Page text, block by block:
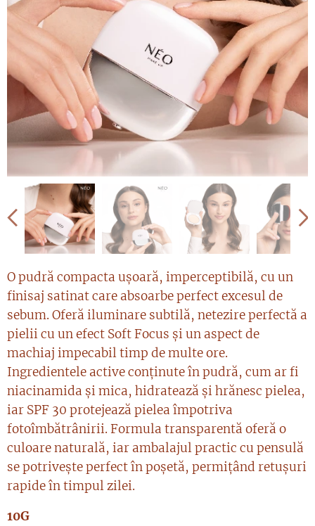
O pudră compacta ușoară, imperceptibilă, cu un
finisaj satinat care absoarbe perfect excesul de
sebum. Oferă iluminare subtilă, netezire perfectă a
pielii cu un efect Soft Focus și un aspect de
machiaj impecabil timp de multe ore.
Ingredientele active conținute în pudră, cum ar fi
niacinamida și mica, hidratează și hrănesc pielea,
iar SPF 30 protejează pielea împotriva
fotoîmbătrânirii. Formula transparentă oferă o
culoare naturală, iar ambalajul practic cu pensulă
se potrivește perfect în poșetă, permițând retușuri
rapide în timpul zilei.
10G